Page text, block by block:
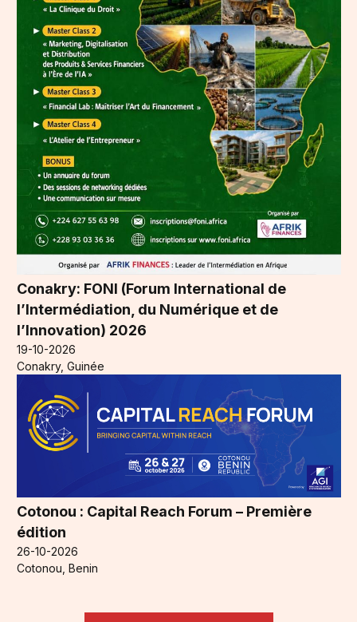
Conakry: FONI (Forum International de
l’Intermédiation, du Numérique et de
l’Innovation) 2026
19-10-2026
Conakry, Guinée
Cotonou : Capital Reach Forum – Première
édition
26-10-2026
Cotonou, Benin